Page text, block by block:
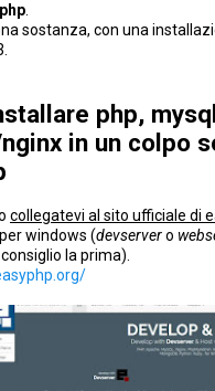
sostanza, con una
php,
in un colpo
collegatevi al sito ufficiale di
per windows (devservero
la prima).